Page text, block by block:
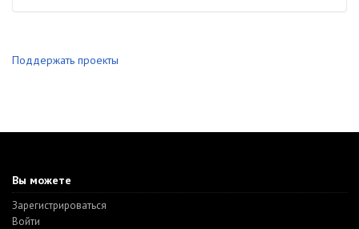
Поддержать проекты
Вы можете
Зарегистрироваться
Войти